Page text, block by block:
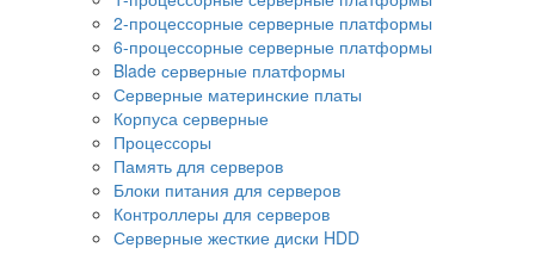
2-процессорные серверные платформы
6-процессорные серверные платформы
Blade серверные платформы
Серверные материнские платы
Корпуса серверные
Процессоры
Память для серверов
Блоки питания для серверов
Контроллеры для серверов
Серверные жесткие диски HDD